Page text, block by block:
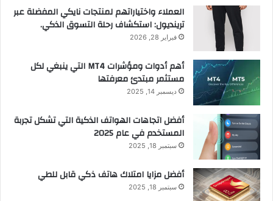
العملاء واختياراتهم لمنتجات نايكي المفضلة عبر
ترينديول: استكشاف رحلة التسوق الذكي.
فبراير 28, 2026
أهم أدوات ومؤشرات MT4 التي ينبغي لكل
مستثمر مبتدئ معرفتها
ديسمبر 14, 2025
أفضل اتجاهات الهواتف الذكية التي تشكل تجربة
المستخدم في عام 2025
سبتمبر 18, 2025
أفضل مزايا امتلاك هاتف ذكي قابل للطي
سبتمبر 18, 2025